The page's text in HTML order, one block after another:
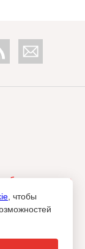
брендингового
только при
, чтобы